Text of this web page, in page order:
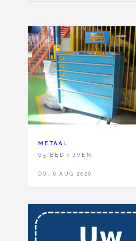
METAAL
65 BEDRIJVEN,
DO, 6 AUG 2026